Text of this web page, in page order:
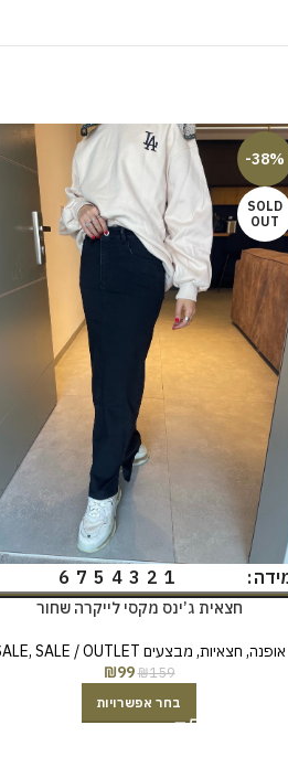
-38%
SOLD
OUT
1
2
3
4
5
7
6
חצאית ג’ינס מקסי לייקרה שחור
אופנה, חצאיות, מבצעים SALE , SALE / OUTLET
₪159
₪99
בחר אפשרויות